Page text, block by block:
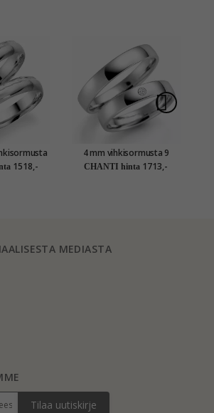
-
1518,-
4 mm vihkisormusta 9
karaatin valkokultaa 0,03 ct
CHANTI hinta 1713,-
MEDIASTA
Tilaa uutiskirje